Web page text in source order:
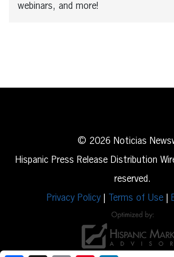
webinars, and more!
© 2026 Noticias
Hispanic Press Release Distribution
reserved.
Privacy Policy
Terms of Use